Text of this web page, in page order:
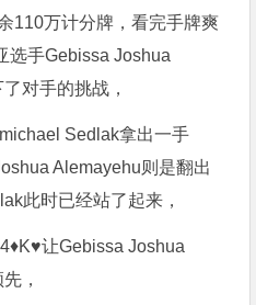
110万计分牌，看完手牌爽
选手Gebissa Joshua
对手的挑战，
Sedlak拿出一手
Alemayehu则是翻出
此时已经站了起来，
让Gebissa Joshua
，